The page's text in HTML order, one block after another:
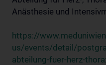
Anästhesie und
https://
us/events/detail/
abteilung-fuer-herz-